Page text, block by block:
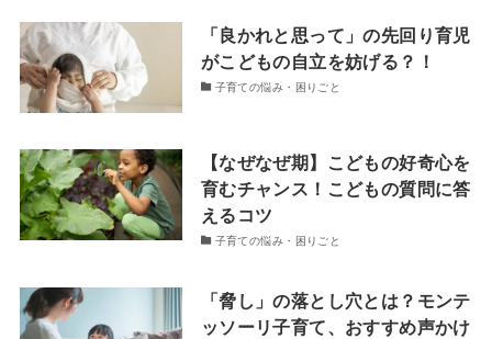
「良かれと思って」の先回り育児
がこどもの自立を妨げる？！
子育ての悩み・困りごと
【なぜなぜ期】こどもの好奇心を
育むチャンス！こどもの質問に答
えるコツ
子育ての悩み・困りごと
「脅し」の落とし穴とは？モンテ
ッソーリ子育て、おすすめ声かけ